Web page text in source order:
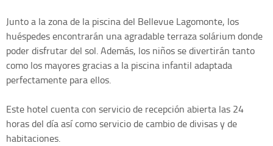
Junto a la zona de la piscina del Bellevue Lagomonte, los
huéspedes encontrarán una agradable terraza solárium donde
poder disfrutar del sol. Además, los niños se divertirán tanto
como los mayores gracias a la piscina infantil adaptada
perfectamente para ellos.
Este hotel cuenta con servicio de recepción abierta las 24
horas del día así como servicio de cambio de divisas y de
habitaciones.